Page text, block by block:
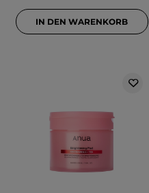
IN DEN WARENKORB